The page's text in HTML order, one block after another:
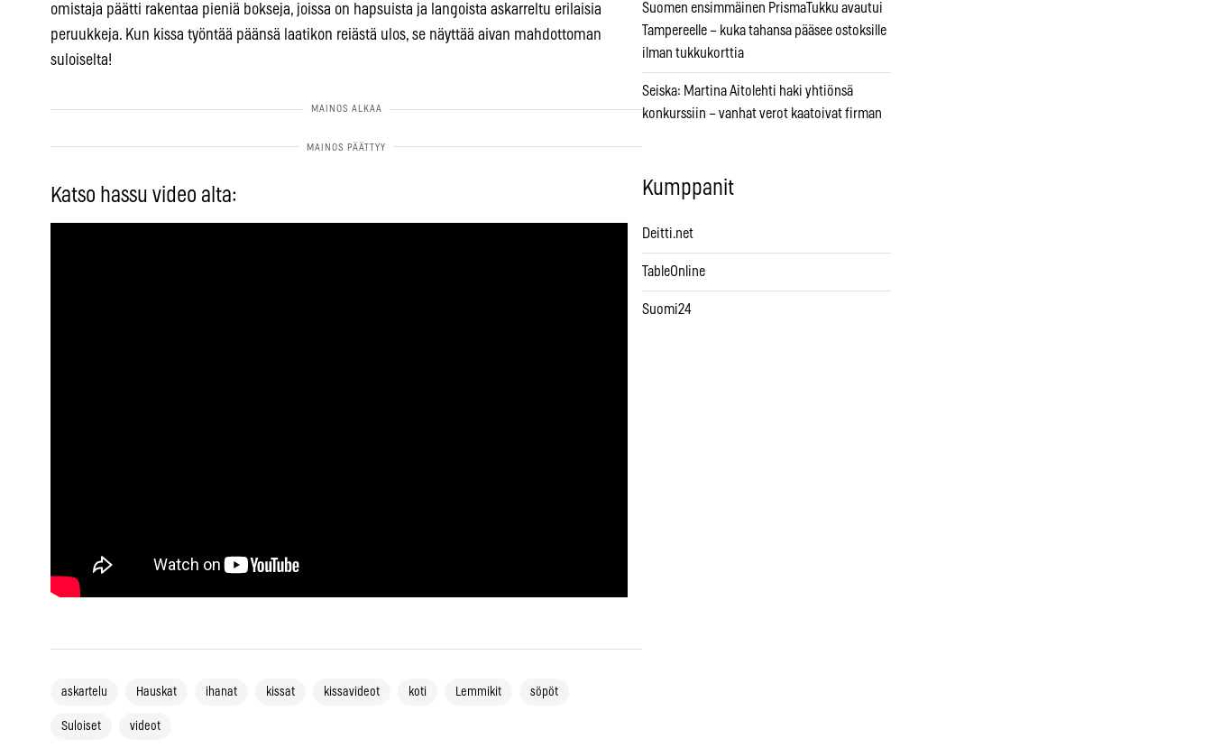
omistaja päätti rakentaa pieniä bokseja, joissa on hapsuista ja langoista askarreltu erilaisia
peruukkeja. Kun kissa työntää päänsä laatikon reiästä ulos, se näyttää aivan mahdottoman
suloiselta!
Katso hassu video alta:
askartelu Hauskat ihanat kissat kissavideot koti Lemmikit söpöt
Suloiset videot
Suomen ensimmäinen PrismaTukku avautui
Tampereelle – kuka tahansa pääsee ostoksille
ilman tukkukorttia
Seiska: Martina Aitolehti haki yhtiönsä
konkurssiin – vanhat verot kaatoivat firman
Kumppanit
Deitti.net
TableOnline
Suomi24